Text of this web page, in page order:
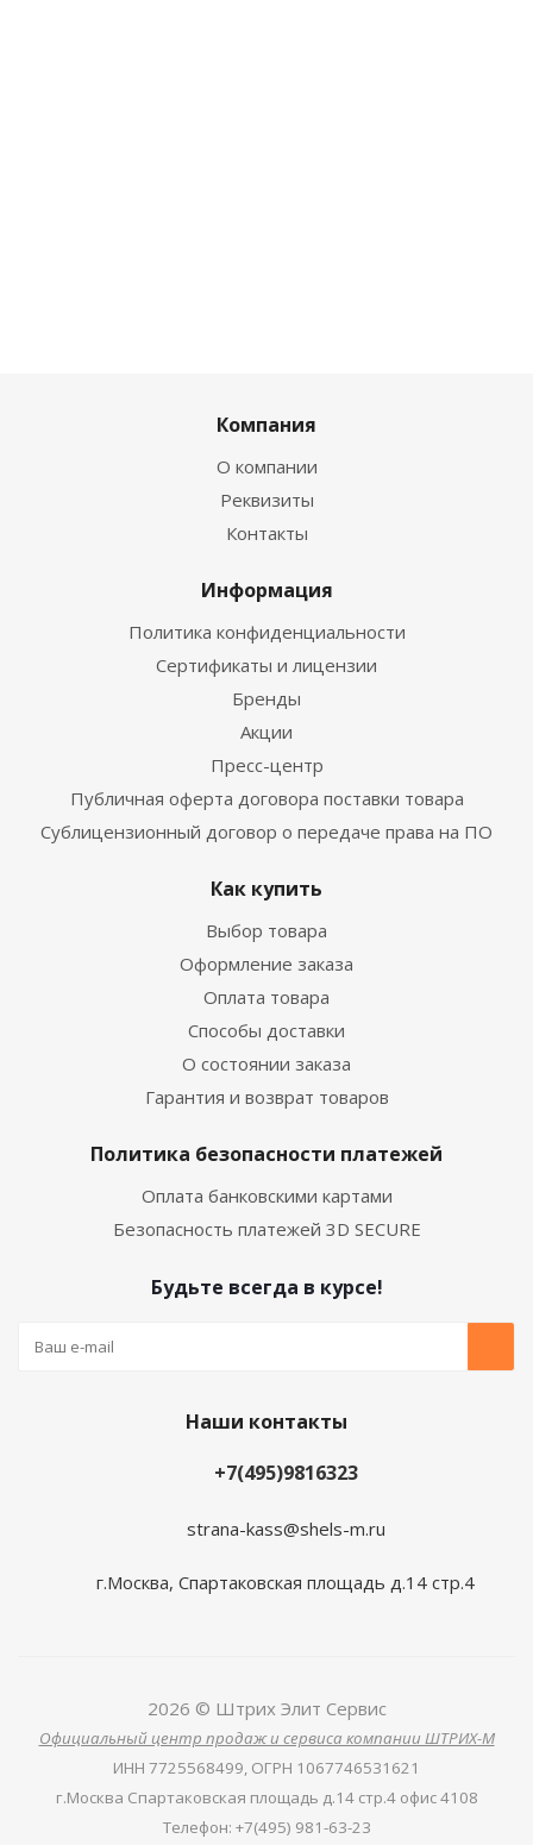
Компания
О компании
Реквизиты
Контакты
Информация
Политика конфиденциальности
Сертификаты и лицензии
Бренды
Акции
Пресс-центр
Публичная оферта договора поставки товара
Сублицензионный договор о передаче права на ПО
Как купить
Выбор товара
Оформление заказа
Оплата товара
Способы доставки
О состоянии заказа
Гарантия и возврат товаров
Политика безопасности платежей
Оплата банковскими картами
Безопасность платежей 3D SECURE
Будьте всегда в курсе!
Наши контакты
+7(495)9816323
strana-kass@shels-m.ru
г.Москва, Спартаковская площадь д.14 стр.4
2026 © Штрих Элит Сервис
Официальный центр продаж и сервиса компании ШТРИХ-М
ИНН 7725568499, ОГРН 1067746531621
г.Москва Спартаковская площадь д.14 стр.4 офис 4108
Телефон: +7(495) 981-63-23